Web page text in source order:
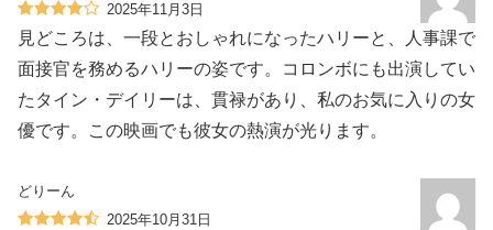
2025年11月3日
見どころは、一段とおしゃれになったハリーと、人事課で
面接官を務めるハリーの姿です。コロンボにも出演してい
たタイン・デイリーは、貫禄があり、私のお気に入りの女
優です。この映画でも彼女の熱演が光ります。
どりーん
2025年10月31日